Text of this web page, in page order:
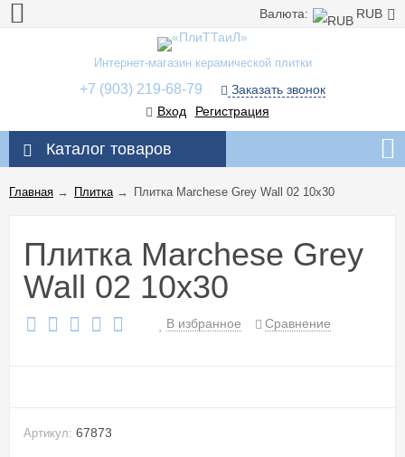
Валюта: RUB
Интернет-магазин керамической плитки
+7 (903) 219-68-79
Заказать звонок
Вход
Регистрация
Каталог товаров
Главная → Плитка→ Плитка Marchese Grey Wall 02 10x30
Плитка Marchese Grey
Wall 02 10x30
В избранное Сравнение
Артикул: 67873